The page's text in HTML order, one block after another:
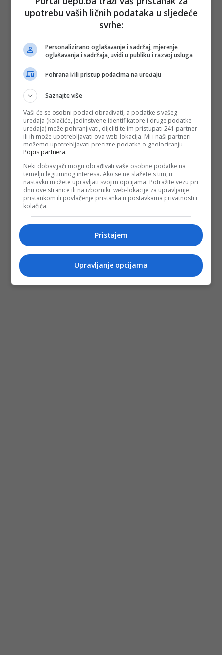
Index.hr, DEPO PORTAL, BLIN MAGAZIN/md)
PODIJELI NA
Depo.ba pratite putem društvenih mrežaTwitter
#hana hadžiavdagić
upotrebu vaših ličnih podataka u sljedeće
svrhe:
Personalizirano oglašavanje i sadržaj, mjerenje
oglašavanja i sadržaja, uvidi u publiku i razvoj usluga
Pohrana i/ili pristup podacima na uređaju
Saznajte više
Vaši će se osobni podaci obrađivati, a podatke s vašeg
uređaja (kolačiće, jedinstvene identifikatore i druge podatke
uređaja) može pohranjivati, dijeliti te im pristupati 241 partner
ili ih može upotrebljavati ova web-lokacija. Mi i naši partneri
možemo upotrebljavati precizne podatke o geolociranju.
Popis partnera.
Neki dobavljači mogu obrađivati vaše osobne podatke na
temelju legitimnog interesa. Ako se ne slažete s tim, u
nastavku možete upravljati svojim opcijama. Potražite vezu pri
dnu ove stranice ili na izborniku web-lokacije za upravljanje
pristankom ili povlačenje pristanka u postavkama privatnosti i
kolačića.
Pristajem
Upravljanje opcijama